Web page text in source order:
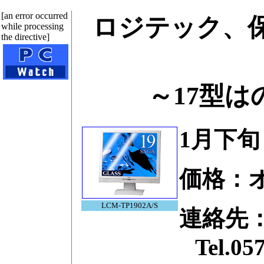
[an error occurred
while processing
the directive]
ロジテック、
～17型は
LCM-TP1902A/S
1月下
価格：
連絡先
Tel.0570-